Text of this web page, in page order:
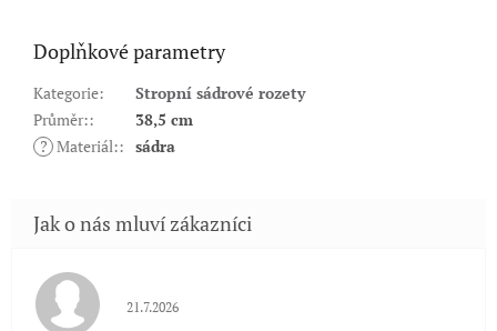
Doplňkové parametry
Kategorie:
Stropní sádrové rozety
Průměr::
38,5 cm
? Materiál:: sádra
Hodnocení obchodu je 5 z 5 hvězdiček.
21.7.2026